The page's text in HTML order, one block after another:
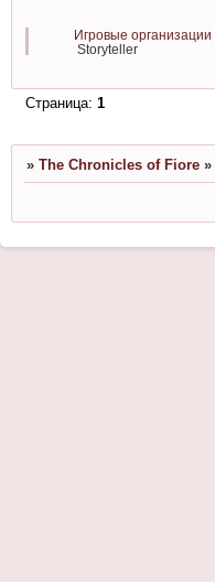
Игровые организации
Storyteller
Страница: 1
» The Chronicles of Fiore »